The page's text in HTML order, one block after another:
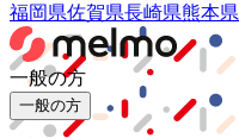
福岡県佐賀県長崎県熊本県
一般の方
一般の方